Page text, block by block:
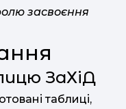
засвоєння
ЗаХіД
таблиці,